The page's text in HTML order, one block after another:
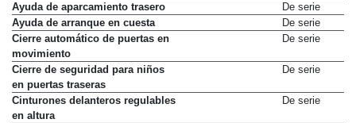
Ayuda de aparcamiento trasero
De serie
Ayuda de arranque en cuesta
De serie
Cierre automático de puertas en
movimiento
De serie
Cierre de seguridad para niños
en puertas traseras
De serie
Cinturones delanteros regulables
en altura
De serie